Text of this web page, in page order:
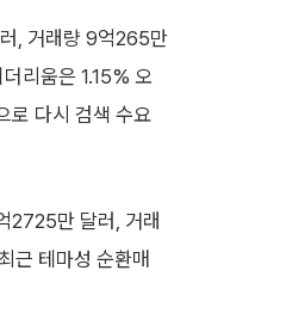
, 거래량 9억265만
리움은 1.15% 오
로 다시 검색 수요
2725만 달러, 거래
근 테마성 순환매